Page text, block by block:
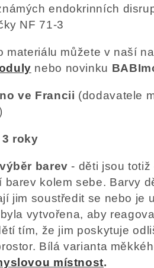
endokrinních
NF 71-3
materiálu můžete v naší
nebo novinku
ve Francii (dodavatele
3 roky
barev - děti jsou
barev kolem sebe. Barvy
jim soustředit se nebo je
vytvořena, aby
tím, že jim poskytuje
Bílá varianta
místnost.